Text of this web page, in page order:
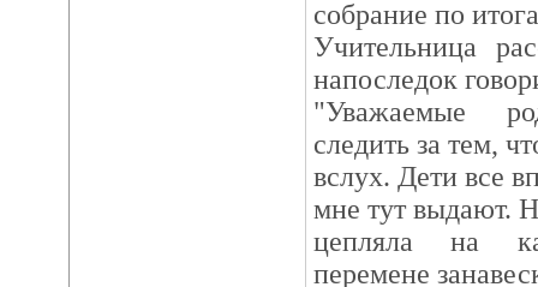
собрание по
Учительница
напоследок
"Уважаемые
следить за тем,
вслух. Дети все
мне тут выдают.
цепляла на
перемене